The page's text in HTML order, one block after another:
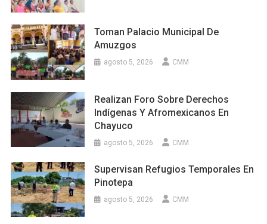
Toman Palacio Municipal De
Amuzgos
agosto 5, 2026 CMM
Realizan Foro Sobre Derechos
Indígenas Y Afromexicanos En
Chayuco
agosto 5, 2026 CMM
Supervisan Refugios Temporales En
Pinotepa
agosto 5, 2026 CMM